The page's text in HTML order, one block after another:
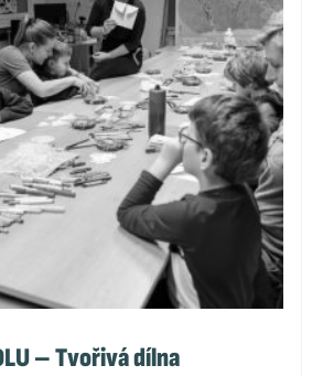
– Tvořivá dílna